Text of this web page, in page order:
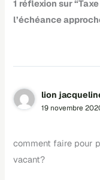
1 réflexion sur
l’échéance
lion
19 novembre
comment faire pour
vacant?